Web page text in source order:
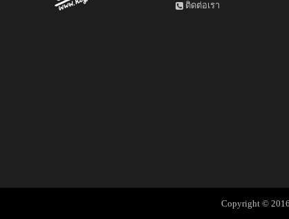
ติดต่อเรา
Copyright ©